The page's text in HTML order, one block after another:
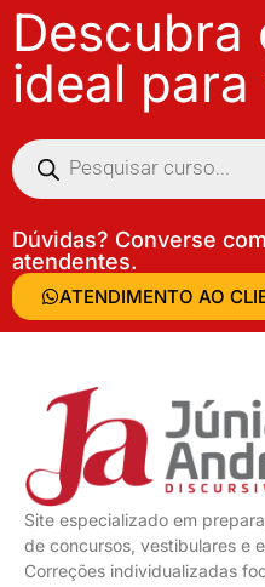
Descubra
ideal para
Dúvidas? Converse
atendentes.
ATENDIMENTO AO
Site especializado em
de concursos, vestibulares e
Correções individualizadas